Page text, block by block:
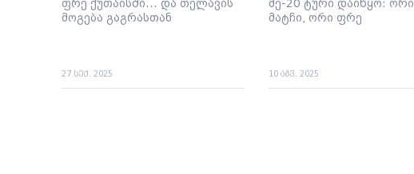
ფრე ქუთაისში... და თელავის
მოგება გაგრასთან
27 სექ. 2025
მე-20 ტური დაიწყო: ორი
მატჩი, ორი ფრე
10 აგვ. 2025